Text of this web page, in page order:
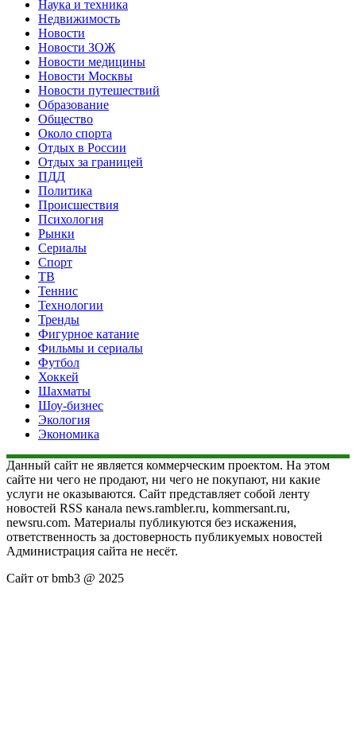
Наука и техника
Недвижимость
Новости
Новости ЗОЖ
Новости медицины
Новости Москвы
Новости путешествий
Образование
Общество
Около спорта
Отдых в России
Отдых за границей
ПДД
Политика
Происшествия
Психология
Рынки
Сериалы
Спорт
ТВ
Теннис
Технологии
Тренды
Фигурное катание
Фильмы и сериалы
Футбол
Хоккей
Шахматы
Шоу-бизнес
Экология
Экономика
Данный сайт не является коммерческим проектом. На этом
сайте ни чего не продают, ни чего не покупают, ни какие
услуги не оказываются. Сайт представляет собой ленту
новостей RSS канала news.rambler.ru, kommersant.ru,
newsru.com. Материалы публикуются без искажения,
ответственность за достоверность публикуемых новостей
Администрация сайта не несёт.
Сайт от bmb3 @ 2025